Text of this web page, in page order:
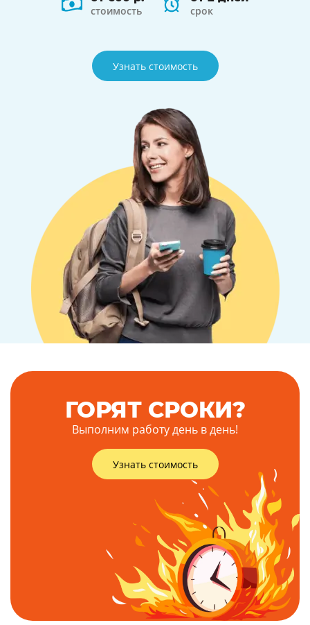
стоимость
срок
Узнать стоимость
ГОРЯТ СРОКИ?
Выполним работу день в день!
Узнать стоимость